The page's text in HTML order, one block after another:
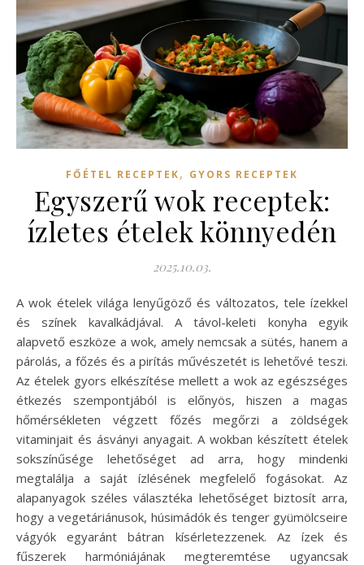
FŐÉTEL RECEPTEK, GYORS RECEPTEK
Egyszerű wok receptek:
ízletes ételek könnyedén
2025.10.03.
A wok ételek világa lenyűgöző és változatos, tele ízekkel
és színek kavalkádjával. A távol-keleti konyha egyik
alapvető eszköze a wok, amely nemcsak a sütés, hanem a
párolás, a főzés és a pirítás művészetét is lehetővé teszi.
Az ételek gyors elkészítése mellett a wok az egészséges
étkezés szempontjából is előnyös, hiszen a magas
hőmérsékleten végzett főzés megőrzi a zöldségek
vitaminjait és ásványi anyagait. A wokban készített ételek
sokszínűsége lehetőséget ad arra, hogy mindenki
megtalálja a saját ízlésének megfelelő fogásokat. Az
alapanyagok széles választéka lehetőséget biztosít arra,
hogy a vegetáriánusok, húsimádók és tenger gyümölcseire
vágyók egyaránt bátran kísérletezzenek. Az ízek és
fűszerek harmóniájának megteremtése ugyancsak